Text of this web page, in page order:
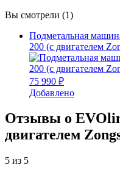
Вы смотрели (1)
Подметальная
200 (с двигателем
75 990 ₽
Добавлено
Отзывы о
двигателем
5 из 5